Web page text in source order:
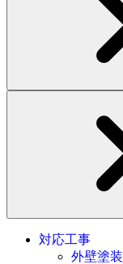
対応工事
外壁塗装